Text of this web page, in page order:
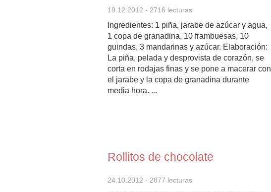
19.12.2012 - 2716 lecturas
Ingredientes: 1 piña, jarabe de azúcar y agua,
1 copa de granadina, 10 frambuesas, 10
guindas, 3 mandarinas y azúcar. Elaboración:
La piña, pelada y desprovista de corazón, se
corta en rodajas finas y se pone a macerar con
el jarabe y la copa de granadina durante
media hora. ...
Rollitos de chocolate
24.10.2012 - 2877 lecturas